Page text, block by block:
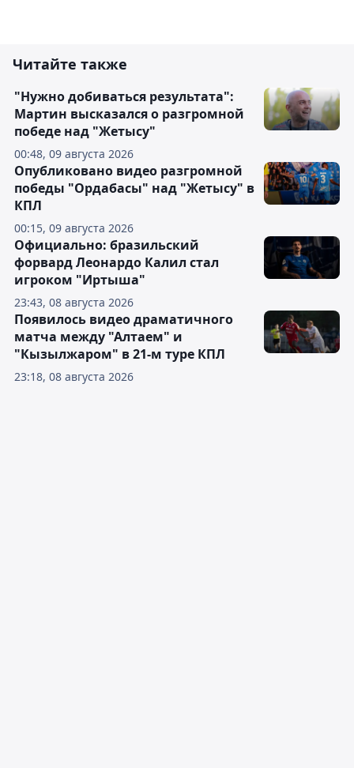
Читайте также
00:48, 09 августа 2026
"Нужно добиваться результата":
Мартин высказался о разгромной
победе над "Жетысу"
00:15, 09 августа 2026
Опубликовано видео разгромной
победы "Ордабасы" над "Жетысу" в
КПЛ
23:43, 08 августа 2026
Официально: бразильский
форвард Леонардо Калил стал
игроком "Иртыша"
23:18, 08 августа 2026
Появилось видео драматичного
матча между "Алтаем" и
"Кызылжаром" в 21-м туре КПЛ